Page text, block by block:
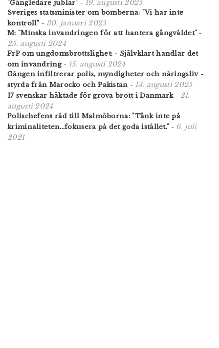
"Gängledare jublar" - 19. augusti 2025
Sveriges statsminister om bomberna: "Vi har inte
kontroll" - 30. januari 2025
M: "Minska invandringen för att hantera gängvåldet" -
25. augusti 2024
FrP om ungdomsbrottslighet: - Självklart handlar det
om invandring- 15. augusti 2024
Gängen infiltrerar polis, myndigheter och näringsliv -
styrda från Marocko och Pakistan - 13. augusti 2025
17 svenskar häktade för grova brott i Danmark- 21.
augusti 2024
Polischefens råd till Malmöborna: "Tänk inte på
kriminaliteten...fokusera på det goda istället." - 6. juli
2021